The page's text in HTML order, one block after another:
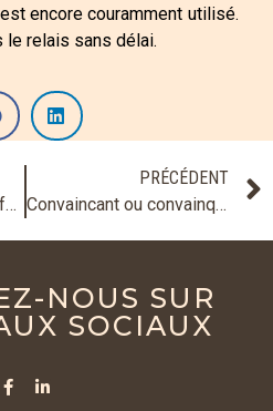
encore couramment utilisé.
le relais sans délai.
Ces verbes que l’on déforme…
PRÉCÉDENT
Convaincant ou convainquant ?
NOUS SUR
SOCIAUX